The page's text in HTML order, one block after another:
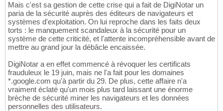
Mais c'est sa gestion de cette crise qui a fait de DigiNotar un
paria de la sécurité auprès des éditeurs de navigateurs et
systèmes d'exploitation. On lui reproche dans les faits deux
torts : le manquement scandaleux à la sécurité pour un
système de cette criticité, et l'attente incompréhensible avant de
mettre au grand jour la débâcle encaissée.
DigiNotar a en effet commencé à révoquer les certificats
frauduleux le 19 juin, mais ne l'a fait pour les domaines
*.google.com qu'à partir du 29. De plus, cette affaire n'a
vraiment éclaté qu'un mois plus tard laissant une énorme
brèche de sécurité miner les navigateurs et les données
personnelles des utilisateurs.